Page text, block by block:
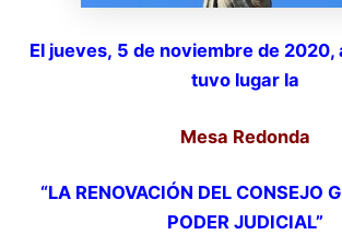
El jueves, 5 de noviembre de 2020,
tuvo lugar la
Mesa Redonda
“LA RENOVACIÓN DEL CONSEJO
PODER JUDICIAL”